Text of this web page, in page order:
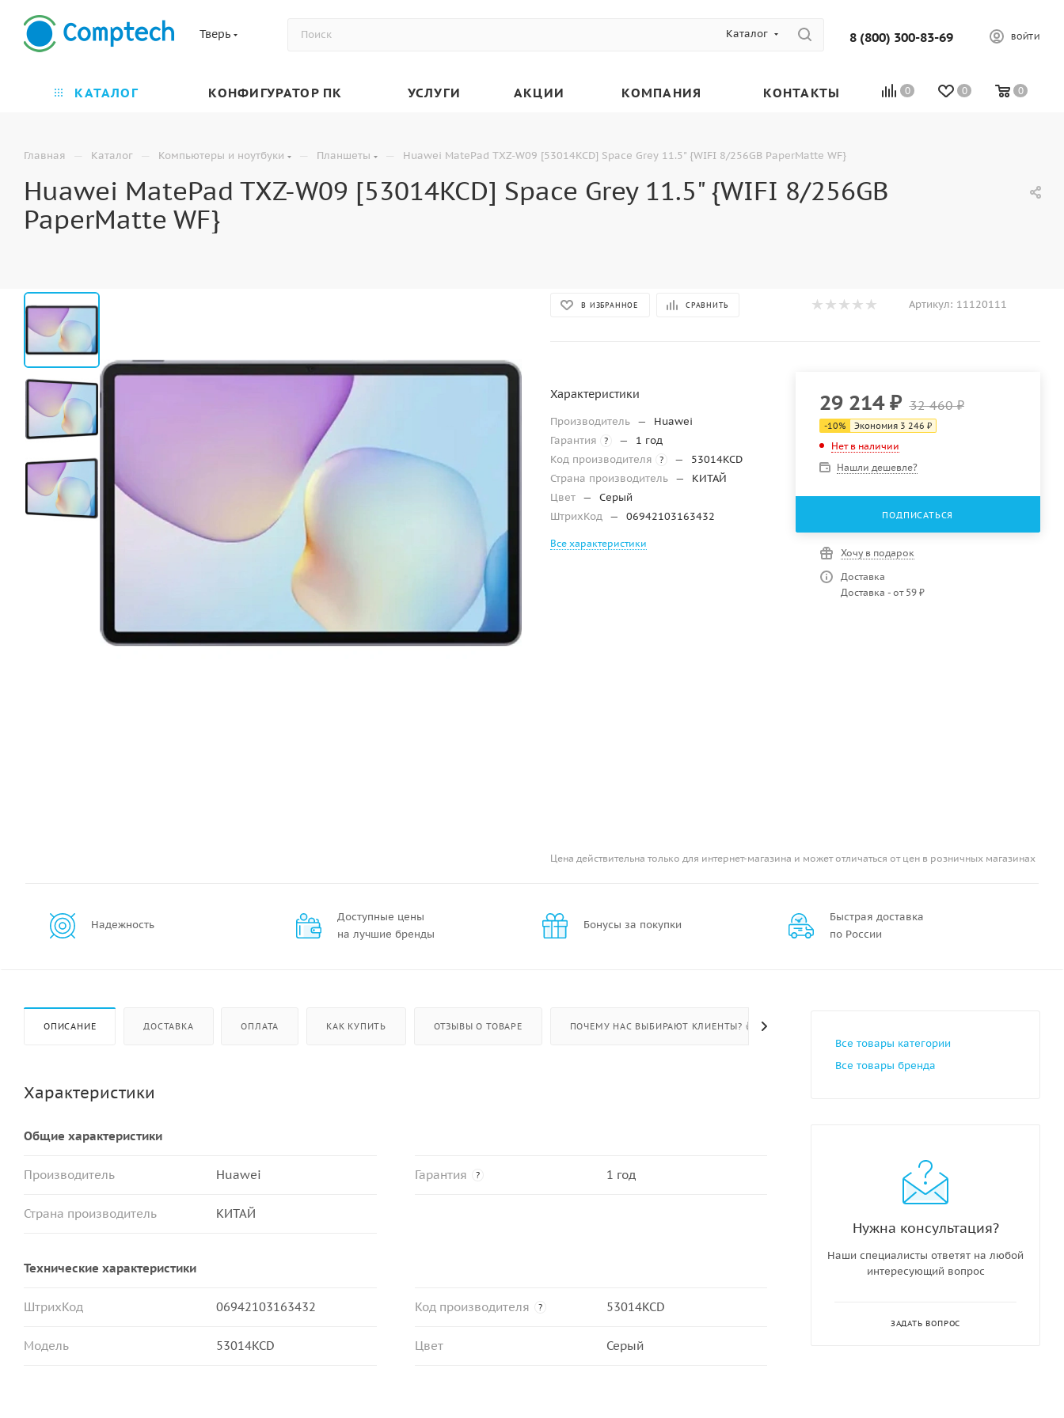
Тверь Каталог 8 (800) 300-83-69 ВОЙТИ
0 0 0
КАТАЛОГ КОНФИГУРАТОР ПК УСЛУГИ АКЦИИ КОМПАНИЯ КОНТАКТЫ
Главная — Каталог — Компьютеры и ноутбуки — Планшеты — Huawei MatePad TXZ-W09 [53014KCD] Space Grey 11.5" {WIFI 8/256GB PaperMatte WF}
Huawei MatePad TXZ-W09 [53014KCD] Space Grey 11.5" {WIFI 8/256GB
PaperMatte WF}
В ИЗБРАННОЕ СРАВНИТЬ Артикул: 11120111
Характеристики
Производитель —
Huawei
Гарантия
? —
1 год
Код производителя
? —
53014KCD
Страна производитель —
КИТАЙ
Цвет —
Серый
ШтрихКод — 06942103163432
Все характеристики
29 214₽ 32 460₽
-10% Экономия 3 246 ₽
Нет в наличии
Нашли дешевле?
ПОДПИСАТЬСЯ
Хочу в подарок
Доставка
Доставка - от 59 ₽
Цена действительна только для интернет-магазина и может отличаться от цен в розничных магазинах
Надежность
Доступные цены
на лучшие бренды
Бонусы за покупки
Быстрая доставка
по России
ОПИСАНИЕ ДОСТАВКА ОПЛАТА КАК КУПИТЬ ОТЗЫВЫ О ТОВАРЕ ПОЧЕМУ НАС ВЫБИРАЮТ КЛИЕНТЫ? 👍
Характеристики
Общие характеристики
Производитель Huawei Гарантия ? 1 год
Страна производитель КИТАЙ
Технические характеристики
ШтрихКод 06942103163432 Код производителя ? 53014KCD
Модель 53014KCD Цвет Серый
Все товары категории
Все товары бренда
Нужна консультация?
Наши специалисты ответят на любой
интересующий вопрос
ЗАДАТЬ ВОПРОС